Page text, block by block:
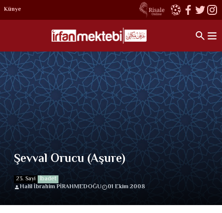
Künye
Şevval Orucu (Aşure)
23. Sayi İbadet
Halil İbrahim PİRAHMEDOĞU
01 Ekim 2008